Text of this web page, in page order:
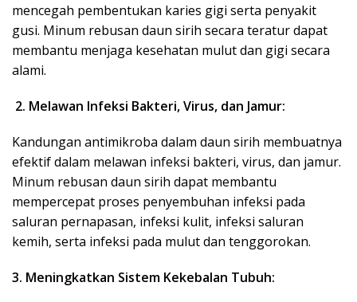
mencegah pembentukan karies gigi serta penyakit
gusi. Minum rebusan daun sirih secara teratur dapat
membantu menjaga kesehatan mulut dan gigi secara
alami.
2. Melawan Infeksi Bakteri, Virus, dan Jamur:
Kandungan antimikroba dalam daun sirih membuatnya
efektif dalam melawan infeksi bakteri, virus, dan jamur.
Minum rebusan daun sirih dapat membantu
mempercepat proses penyembuhan infeksi pada
saluran pernapasan, infeksi kulit, infeksi saluran
kemih, serta infeksi pada mulut dan tenggorokan.
3. Meningkatkan Sistem Kekebalan Tubuh: